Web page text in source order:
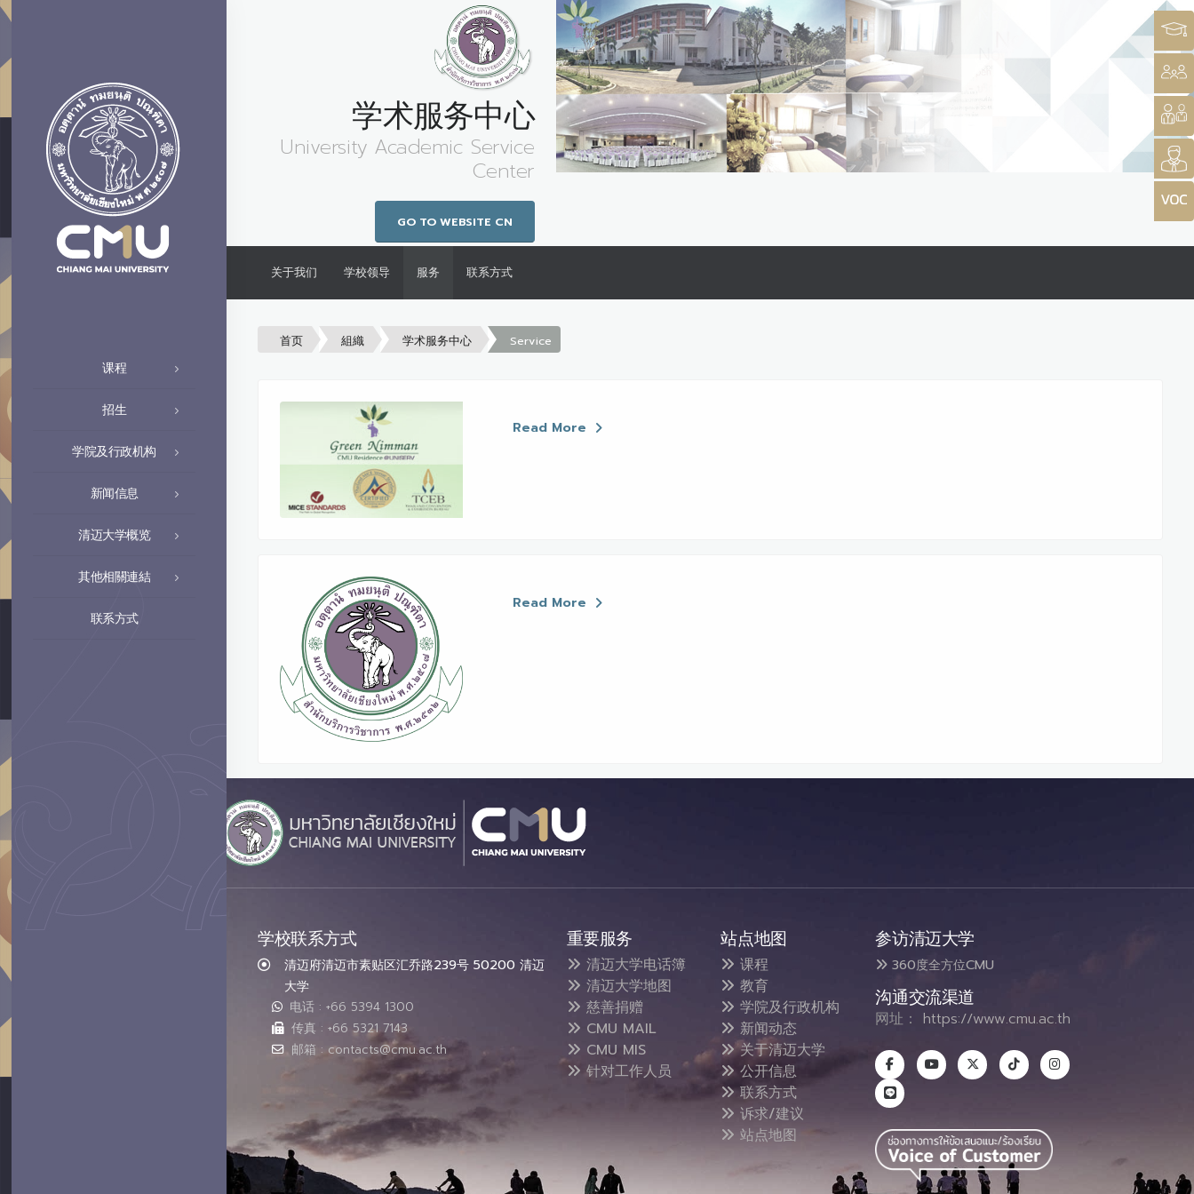
课程
招生
学院及行政机构
新闻信息
清迈大学概览
其他相關連結
联系方式
学术服务中心
University Academic Service
Center
GO TO WEBSITE CN
关于我们 学校领导 服务 联系方式
首页 組織 学术服务中心 Service
Read More
Read More
学校联系方式
清迈府清迈市素贴区汇乔路239号 50200 清迈
大学
电话 : +66 5394 1300
传真 : +66 5321 7143
邮箱 : contacts@cmu.ac.th
重要服务
清迈大学电话簿
清迈大学地图
慈善捐赠
CMU MAIL
CMU MIS
针对工作人员
站点地图
课程
教育
学院及行政机构
新闻动态
关于清迈大学
公开信息
联系方式
诉求/建议
站点地图
参访清迈大学
360度全方位CMU
沟通交流渠道
网址： https://www.cmu.ac.th